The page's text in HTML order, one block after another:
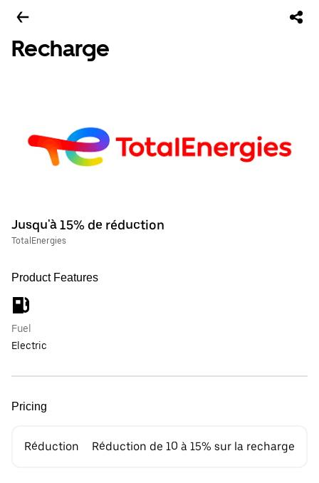
Recharge
Jusqu'à 15% de réduction
TotalEnergies
Product Features
Fuel
Electric
Pricing
Réduction Réduction de 10 à 15% sur la recharge